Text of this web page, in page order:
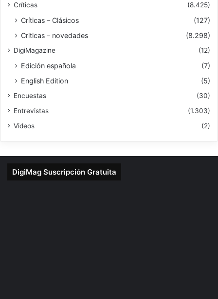
Críticas
(8.425)
Críticas – Clásicos
(127)
Criticas – novedades
(8.298)
DigiMagazine (12)
Edición española
(7)
English Edition
(5)
Encuestas
(30)
Entrevistas
(1.303)
Videos
(2)
DigiMag Suscripción Gratuita